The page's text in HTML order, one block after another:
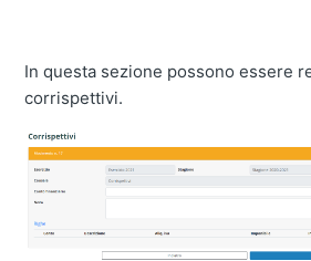
In questa sezione possono essere
corrispettivi.